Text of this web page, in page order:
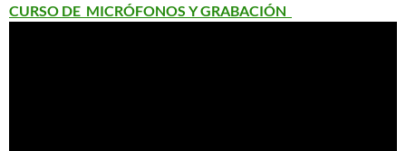
CURSO DE MICRÓFONOS Y GRABACIÓN